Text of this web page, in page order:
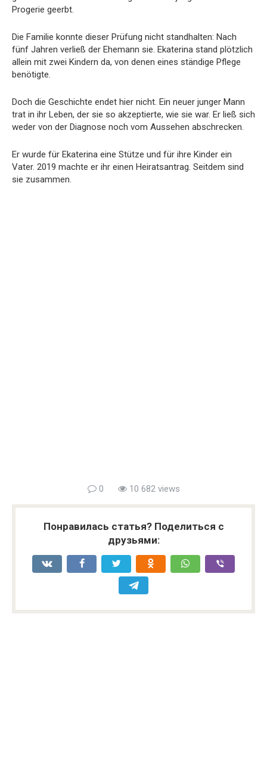
Progerie geerbt.
Die Familie konnte dieser Prüfung nicht standhalten: Nach
fünf Jahren verließ der Ehemann sie. Ekaterina stand plötzlich
allein mit zwei Kindern da, von denen eines ständige Pflege
benötigte.
Doch die Geschichte endet hier nicht. Ein neuer junger Mann
trat in ihr Leben, der sie so akzeptierte, wie sie war. Er ließ sich
weder von der Diagnose noch vom Aussehen abschrecken.
Er wurde für Ekaterina eine Stütze und für ihre Kinder ein
Vater. 2019 machte er ihr einen Heiratsantrag. Seitdem sind
sie zusammen.
0 10 682 views
Понравилась статья? Поделиться с
друзьями: